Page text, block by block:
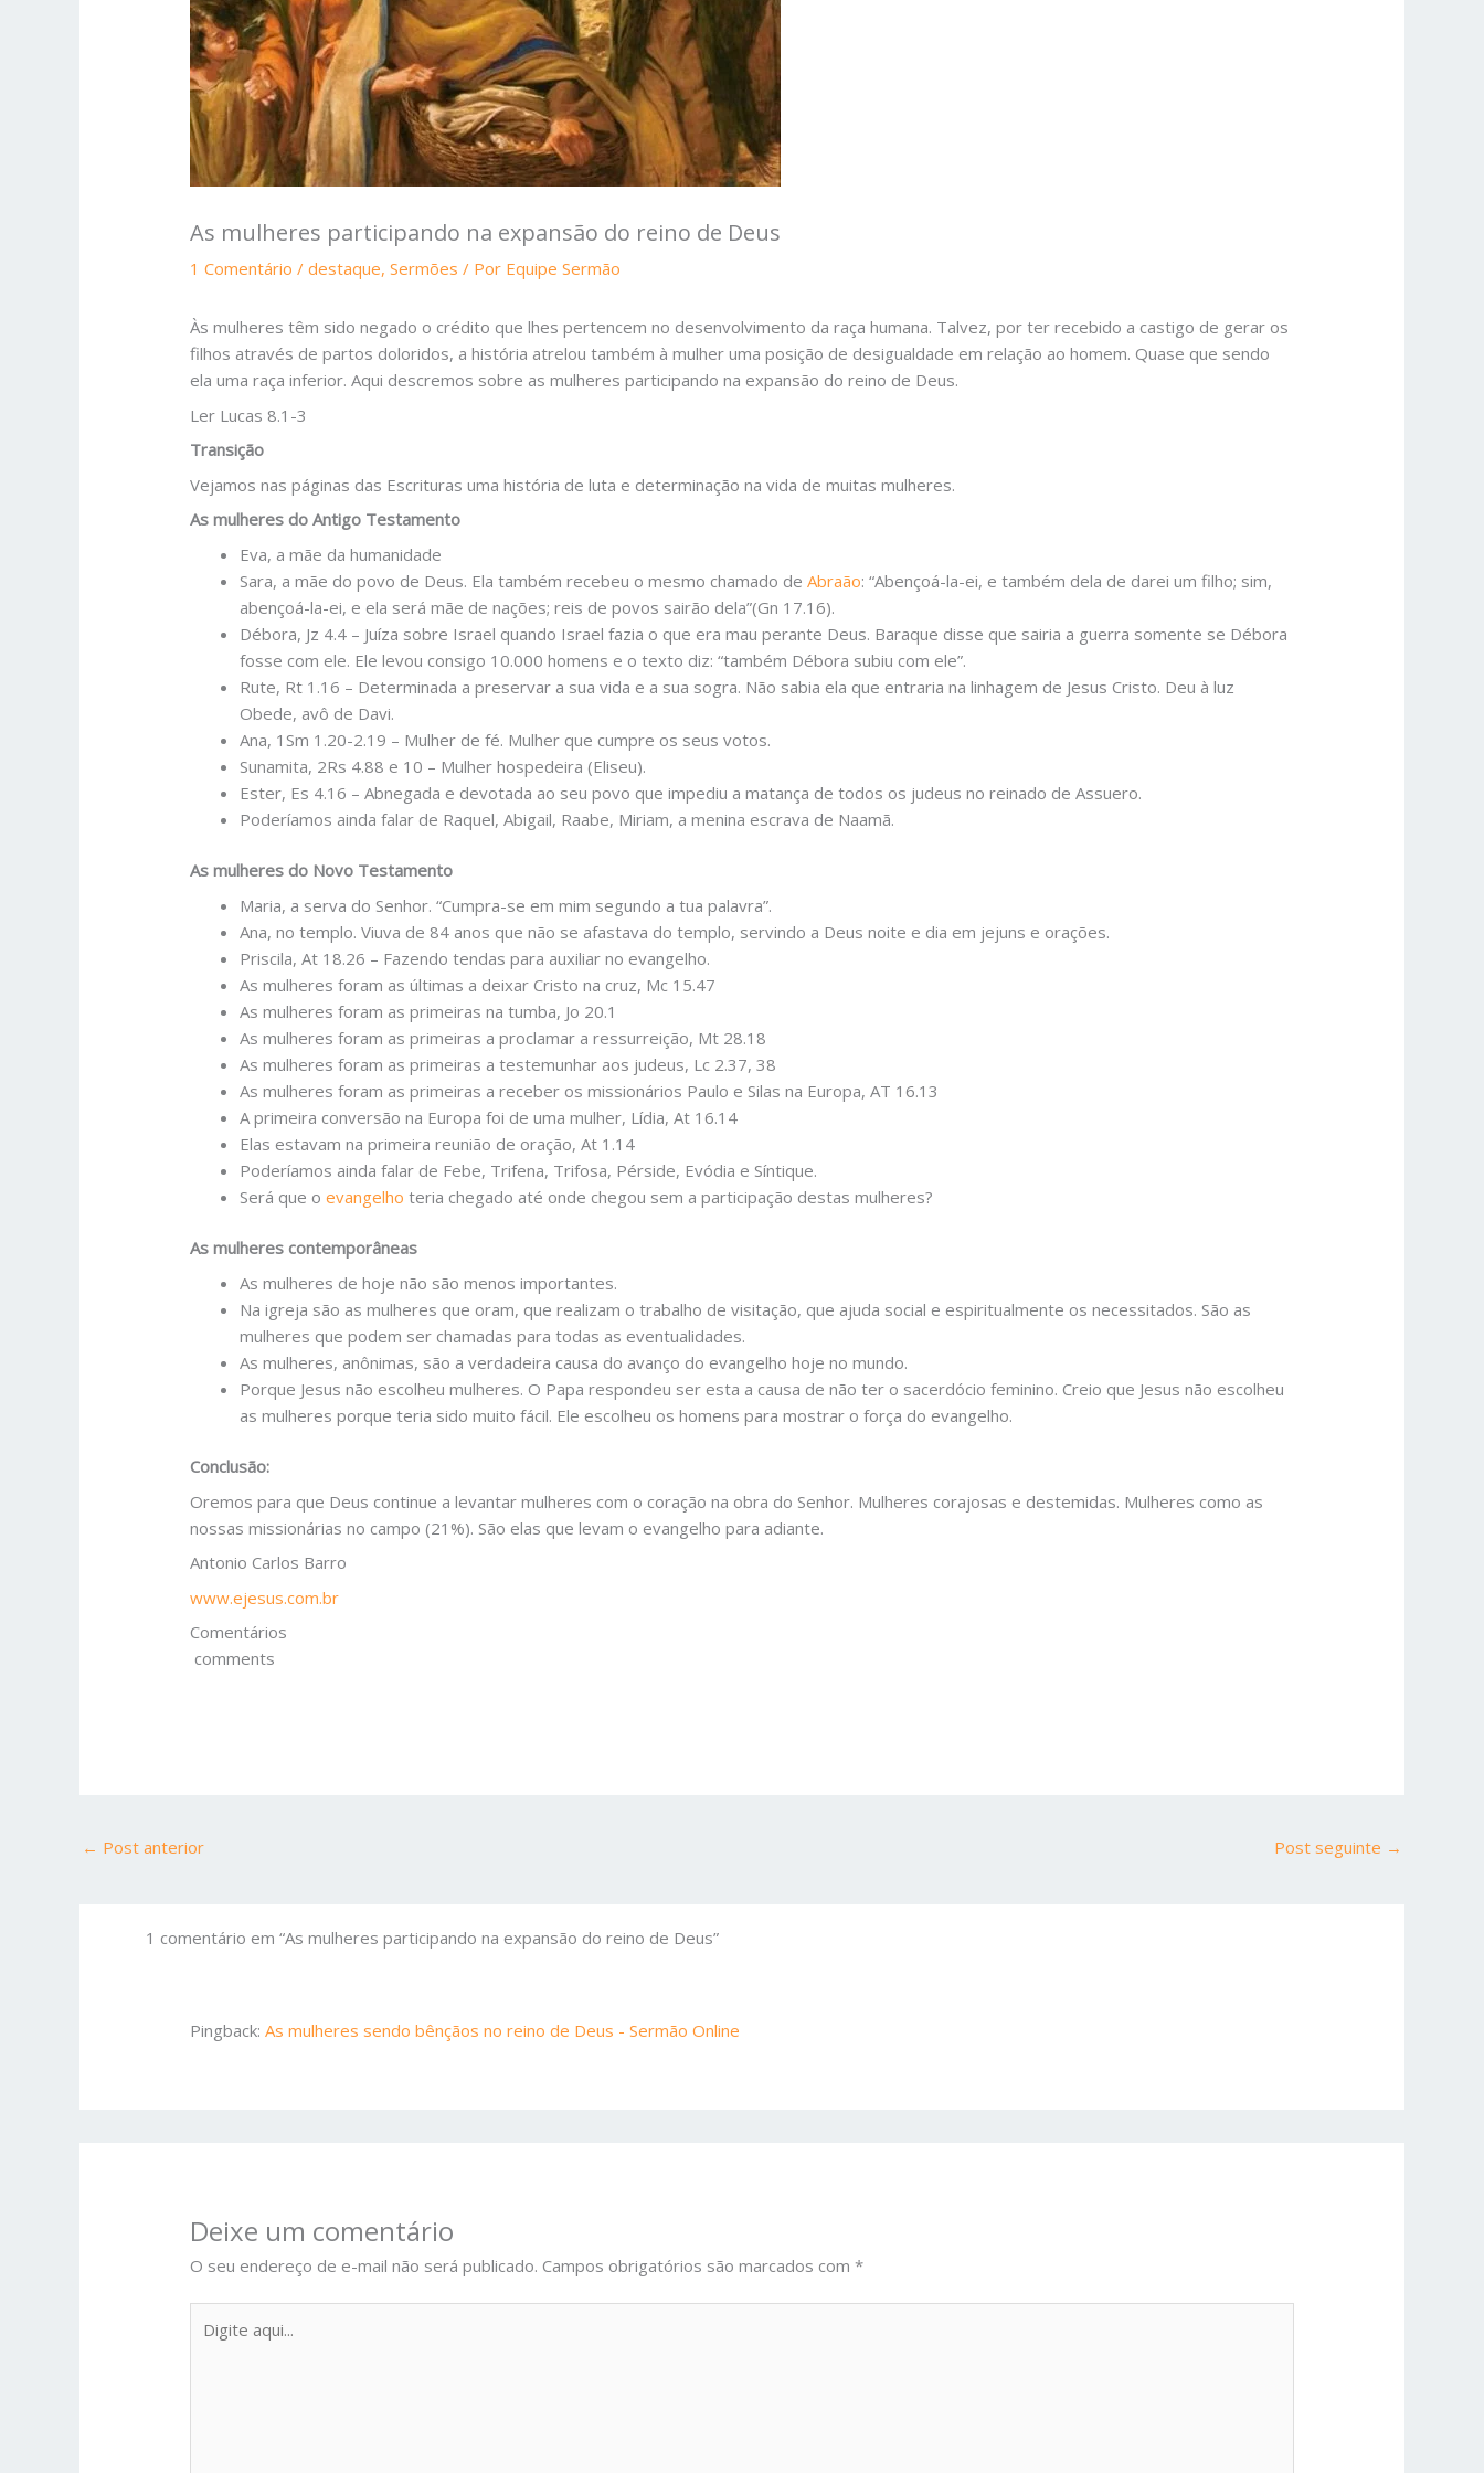
As mulheres participando na expansão do reino de Deus
1 Comentário /destaque,Sermões / Por Equipe Sermão
Às mulheres têm sido negado o crédito que lhes pertencem no desenvolvimento da raça humana. Talvez, por ter recebido a castigo de gerar os
filhos através de partos doloridos, a história atrelou também à mulher uma posição de desigualdade em relação ao homem. Quase que sendo
ela uma raça inferior. Aqui descremos sobre as mulheres participando na expansão do reino de Deus.
Ler Lucas 8.1-3
Transição
Vejamos nas páginas das Escrituras uma história de luta e determinação na vida de muitas mulheres.
As mulheres do Antigo Testamento
Eva, a mãe da humanidade
Sara, a mãe do povo de Deus. Ela também recebeu o mesmo chamado deAbraão: “Abençoá-la-ei, e também dela de darei um filho; sim,
abençoá-la-ei, e ela será mãe de nações; reis de povos sairão dela”(Gn 17.16).
Débora, Jz 4.4 – Juíza sobre Israel quando Israel fazia o que era mau perante Deus. Baraque disse que sairia a guerra somente se Débora
fosse com ele. Ele levou consigo 10.000 homens e o texto diz: “também Débora subiu com ele”.
Rute, Rt 1.16 – Determinada a preservar a sua vida e a sua sogra. Não sabia ela que entraria na linhagem de Jesus Cristo. Deu à luz
Obede, avô de Davi.
Ana, 1Sm 1.20-2.19 – Mulher de fé. Mulher que cumpre os seus votos.
Sunamita, 2Rs 4.88 e 10 – Mulher hospedeira (Eliseu).
Ester, Es 4.16 – Abnegada e devotada ao seu povo que impediu a matança de todos os judeus no reinado de Assuero.
Poderíamos ainda falar de Raquel, Abigail, Raabe, Miriam, a menina escrava de Naamã.
As mulheres do Novo Testamento
Maria, a serva do Senhor. “Cumpra-se em mim segundo a tua palavra”.
Ana, no templo. Viuva de 84 anos que não se afastava do templo, servindo a Deus noite e dia em jejuns e orações.
Priscila, At 18.26 – Fazendo tendas para auxiliar no evangelho.
As mulheres foram as últimas a deixar Cristo na cruz, Mc 15.47
As mulheres foram as primeiras na tumba, Jo 20.1
As mulheres foram as primeiras a proclamar a ressurreição, Mt 28.18
As mulheres foram as primeiras a testemunhar aos judeus, Lc 2.37, 38
As mulheres foram as primeiras a receber os missionários Paulo e Silas na Europa, AT 16.13
A primeira conversão na Europa foi de uma mulher, Lídia, At 16.14
Elas estavam na primeira reunião de oração, At 1.14
Poderíamos ainda falar de Febe, Trifena, Trifosa, Pérside, Evódia e Síntique.
Será que oevangelho teria chegado até onde chegou sem a participação destas mulheres?
As mulheres contemporâneas
As mulheres de hoje não são menos importantes.
Na igreja são as mulheres que oram, que realizam o trabalho de visitação, que ajuda social e espiritualmente os necessitados. São as
mulheres que podem ser chamadas para todas as eventualidades.
As mulheres, anônimas, são a verdadeira causa do avanço do evangelho hoje no mundo.
Porque Jesus não escolheu mulheres. O Papa respondeu ser esta a causa de não ter o sacerdócio feminino. Creio que Jesus não escolheu
as mulheres porque teria sido muito fácil. Ele escolheu os homens para mostrar o força do evangelho.
Conclusão:
Oremos para que Deus continue a levantar mulheres com o coração na obra do Senhor. Mulheres corajosas e destemidas. Mulheres como as
nossas missionárias no campo (21%). São elas que levam o evangelho para adiante.
Antonio Carlos Barro
www.ejesus.com.br
Comentários
comments
← Post anterior Post seguinte →
1 comentário em “As mulheres participando na expansão do reino de Deus”
Pingback:As mulheres sendo bênçãos no reino de Deus - Sermão Online
Deixe um comentário
O seu endereço de e-mail não será publicado. Campos obrigatórios são marcados com*
aqui...